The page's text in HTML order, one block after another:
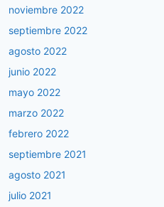
noviembre 2022
septiembre 2022
agosto 2022
junio 2022
mayo 2022
marzo 2022
febrero 2022
septiembre 2021
agosto 2021
julio 2021